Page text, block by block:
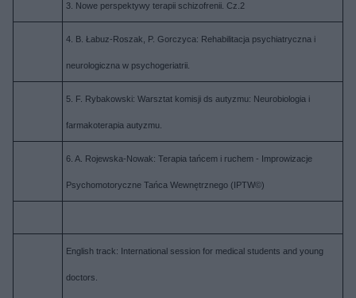
3. Nowe perspektywy terapii schizofrenii. Cz.2
4. B. Łabuz-Roszak, P. Gorczyca: Rehabilitacja psychiatryczna i
neurologiczna w psychogeriatrii.
5. F. Rybakowski: Warsztat komisji ds autyzmu: Neurobiologia i
farmakoterapia autyzmu.
6. A. Rojewska-Nowak: Terapia tańcem i ruchem - Improwizacje
Psychomotoryczne Tańca Wewnętrznego (IPTW©)
English track: International session for medical students and young
doctors.